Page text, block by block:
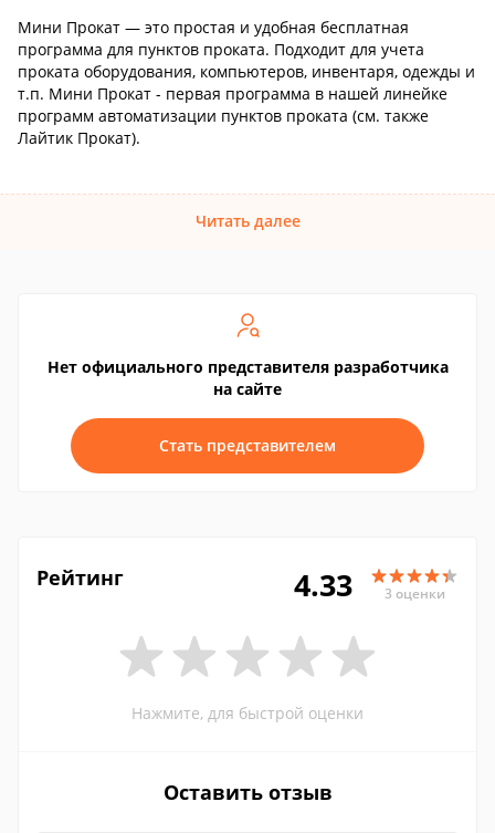
Мини Прокат — это простая и удобная бесплатная
программа для пунктов проката. Подходит для учета
проката оборудования, компьютеров, инвентаря, одежды и
т.п. Мини Прокат - первая программа в нашей линейке
программ автоматизации пунктов проката (см. также
Лайтик Прокат).
Читать далее
Нет официального представителя разработчика
на сайте
Стать представителем
Рейтинг 4.33 3 оценки
Нажмите, для быстрой оценки
Оставить отзыв